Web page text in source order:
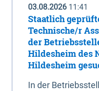
03.08.2026 11:41
Staatlich
Technische/r
der
Hildesheim des
Hildesheim
In der